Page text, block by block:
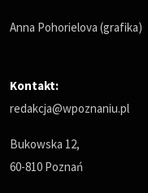
Anna Pohorielova (grafika)
Kontakt:
redakcja@wpoznaniu.pl
Bukowska 12,
60-810 Poznań